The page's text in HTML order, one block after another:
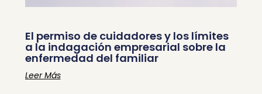
El permiso de cuidadores y los límites
a la indagación empresarial sobre la
enfermedad del familiar
Leer Más